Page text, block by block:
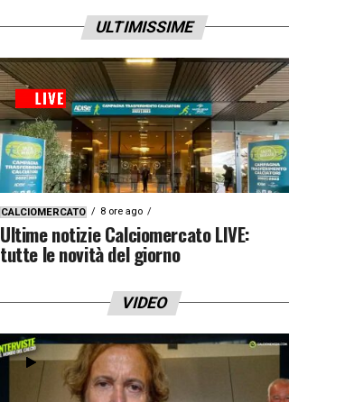
ULTIMISSIME
CALCIOMERCATO 8 ore ago
Ultime notizie Calciomercato LIVE:
tutte le novità del giorno
VIDEO